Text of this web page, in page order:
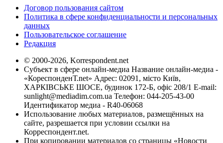
Договор пользования сайтом
Политика в сфере конфиденциальности и персональных
данных
Пользовательское соглашение
Редакция
© 2000-2026, Korrespondent.net
Субъект в сфере онлайн-медиа Название онлайн-медиа -
«КореспонденТ.net» Адрес: 02091, місто Київ,
ХАРКІВСЬКЕ ШОСЕ, будинок 172-Б, офіс 208/1 E-mail:
sunlight@mediadim.com.ua Телефон: 044-205-43-00
Идентификатор медиа - R40-06068
Использование любых материалов, размещённых на
сайте, разрешается при условии ссылки на
Корреспондент.net.
При копировании материалов со страницы «Новости